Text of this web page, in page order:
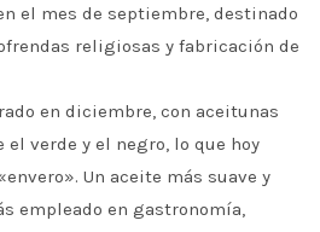
el mes de septiembre, destinado
religiosas y fabricación de
en diciembre, con aceitunas
el verde y el negro, lo que hoy
Un aceite más suave y
empleado en gastronomía,